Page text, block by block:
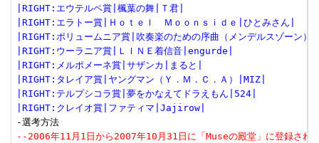
|RIGHT:エウテルペ賞|楓葉の舞|Ｔ君|
|RIGHT:エラトー賞|Ｈｏｔｅｌ　Ｍｏｏｎｓｉｄｅ|ひとみさん|
|RIGHT:ポリュームニア賞|吹奏楽のための序曲（メンデルスゾーン
|RIGHT:ウーラニア賞|ＬＩＮＥ着信音|engurde|
|RIGHT:メルポメーネ賞|サザンカ|まると|
|RIGHT:タレイア賞|ヤングマン（Ｙ．Ｍ．Ｃ．Ａ）|MIZ|
|RIGHT:テルプシコラ賞|夢をかなえてドラえもん|524|
|RIGHT:クレイオ賞|ファティマ|Jajirow|
-選考方法
--2006年11月1日から2007年10月31日に「Museの殿堂」に登録され